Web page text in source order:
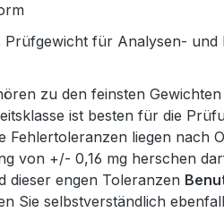
Prüfgewicht für Analysen- und
zu den feinsten
ist besten für die
Fehlertoleranzen liegen nach
von +/- 0,16 mg herschen
dieser engen Toleranzen
Sie selbstverständlich